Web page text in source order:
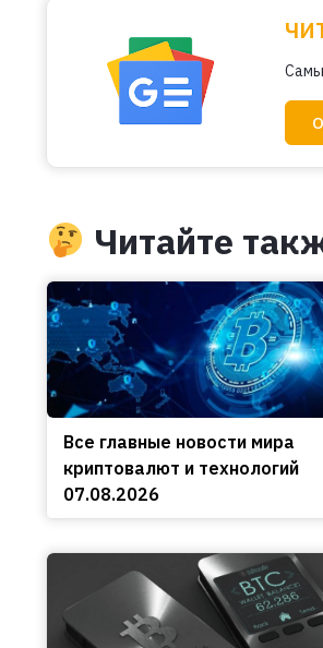
Читайте
Все главные новости мира
криптовалют и технологий
07.08.2026